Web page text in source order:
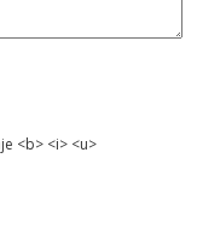
<b> <i> <u>